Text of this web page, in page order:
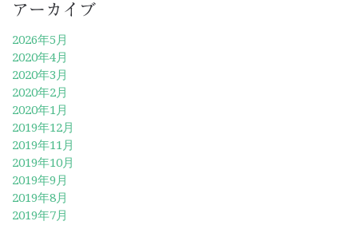
アーカイブ
2026年5月
2020年4月
2020年3月
2020年2月
2020年1月
2019年12月
2019年11月
2019年10月
2019年9月
2019年8月
2019年7月